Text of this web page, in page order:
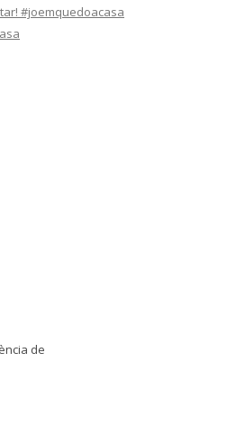
#joemquedoacasa
de